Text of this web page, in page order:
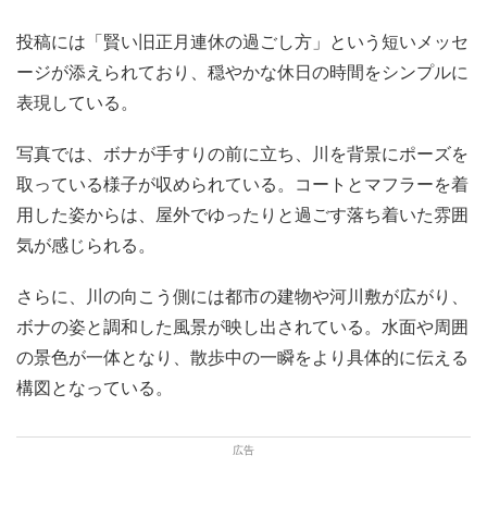
投稿には「賢い旧正月連休の過ごし方」という短いメッセ
ージが添えられており、穏やかな休日の時間をシンプルに
表現している。
写真では、ボナが手すりの前に立ち、川を背景にポーズを
取っている様子が収められている。コートとマフラーを着
用した姿からは、屋外でゆったりと過ごす落ち着いた雰囲
気が感じられる。
さらに、川の向こう側には都市の建物や河川敷が広がり、
ボナの姿と調和した風景が映し出されている。水面や周囲
の景色が一体となり、散歩中の一瞬をより具体的に伝える
構図となっている。